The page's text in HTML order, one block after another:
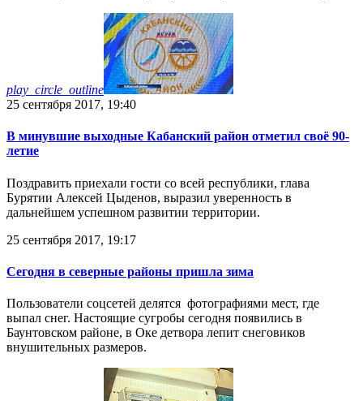
play_circle_outline
25 сентября 2017, 19:40
В минувшие выходные Кабанский район отметил своё 90-
летие
Поздравить приехали гости со всей республики, глава
Бурятии Алексей Цыденов, выразил уверенность в
дальнейшем успешном развитии территории.
25 сентября 2017, 19:17
Сегодня в северные районы пришла зима
Пользователи соцсетей делятся фотографиями мест, где
выпал снег. Настоящие сугробы сегодня появились в
Баунтовском районе, в Оке детвора лепит снеговиков
внушительных размеров.